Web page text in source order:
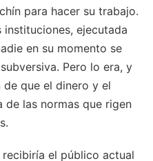
para hacer su trabajo.
instituciones, ejecutada
en su momento se
Pero lo era, y
que el dinero y el
de las normas que rigen
el público actual